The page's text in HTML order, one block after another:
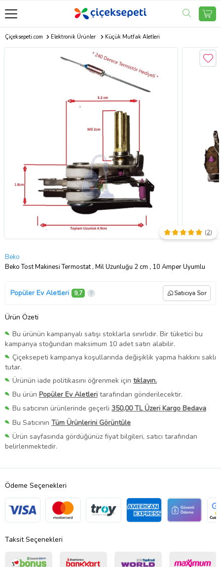
Çiçeksepeti.com Elektronik Ürünler Küçük Mutfak Aletleri
Beko
Beko Tost Makinesi Termostat , Mil Uzunluğu 2 cm , 10 Amper Uyumlu
(2)
Popüler Ev Aletleri 9,7 Satıcıya Sor
Ürün Özeti
Bu ürünün kampanyalı satışı stoklarla sınırlıdır. Bir tüketici bu
kampanya stoğundan maksimum 10 adet satın alabilir.
Çiçeksepeti kampanya koşullarında değişiklik yapma hakkını saklı
tutar.
Ürünün iade politikasını öğrenmek için tıklayın.
Bu ürün Popüler Ev Aletleri tarafından gönderilecektir.
Bu satıcının ürünlerinde geçerli 350,00 TL Üzeri Kargo Bedava
Bu Satıcının Tüm Ürünlerini Görüntüle
Ürün sayfasında gördüğünüz fiyat bilgileri, satıcı tarafından
belirlenmektedir.
Ödeme Seçenekleri
Taksit Seçenekleri